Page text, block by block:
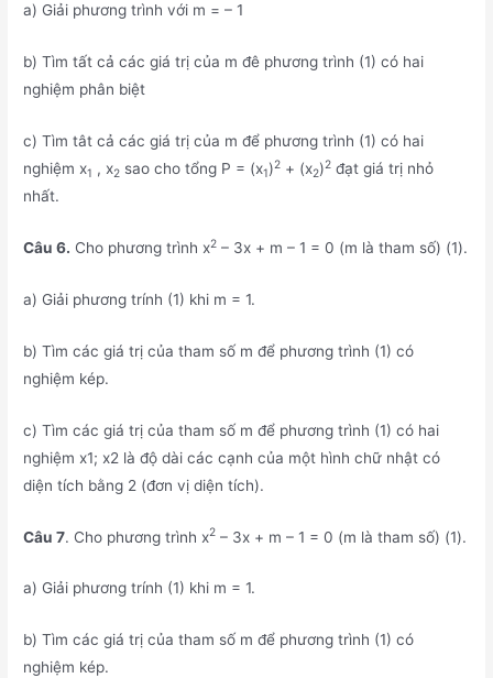
a) Giải phương trình với m = – 1
b) Tìm tất cả các giá trị của m đê phương trình (1) có hai
nghiệm phân biệt
c) Tìm tât cả các giá trị của m để phương trình (1) có hai
nghiệm x1 , x2 sao cho tổng P = (x1)2 + (x2)2 đạt giá trị nhỏ
nhất.
Câu 6. Cho phương trình x2 – 3x + m – 1 = 0 (m là tham số) (1).
a) Giải phương trính (1) khi m = 1.
b) Tìm các giá trị của tham số m để phương trình (1) có
nghiệm kép.
c) Tìm các giá trị của tham số m để phương trình (1) có hai
nghiệm x1; x2 là độ dài các cạnh của một hình chữ nhật có
diện tích bằng 2 (đơn vị diện tích).
Câu 7. Cho phương trình x2 – 3x + m – 1 = 0 (m là tham số) (1).
a) Giải phương trính (1) khi m = 1.
b) Tìm các giá trị của tham số m để phương trình (1) có
nghiệm kép.